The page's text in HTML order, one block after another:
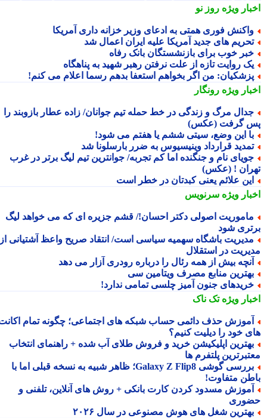
ویژهروز نو
فوری همتی به ادعای وزیر خزانه داری آمریکا
های جدید آمریکا علیه ایران اعمال شد
خوب برای بازنشستگان بانک رفاه
روایت تازه از علت نرفتن رهبر شهید به پناهگاه
من اگر بخواهم استعفا بدهم رسما اعلام می کنم!
ویژهرونگار
مرگ و زندگی در خط حمله تیم جوانان/ زاده عطار بازوبند را
گرفت (عکس)
این وضع، سیتی ششم یا هفتم می شود!
قرارداد وینیسیوس به ضرر بارسلونا شد
نام و جنگنده اما کم تجربه/ جوانترین تیم لیگ برتر در غرب
! (عکس)
علائم یعنی کبدتان در خطر است
ویژهسرنویس
اصولی دکتر احسان!/ قشم جزیره ای که می خواهد لیگ
شود
باشگاه سهمیه سیاسی است/ انتقاد صریح واعظ آشتیانی از
در استقلال
بیش از همه رئال را درباره رودری آزار می دهد
منابع مصرف ویتامین سی
جنون آمیز چلسی تمامی ندارد!
ویژهتک ناک
حذف دائمی حساب شبکه های اجتماعی؛ چگونه تمام اکانت
خود را دیلیت کنیم؟
اپلیکیشن خرید و فروش طلای آب شده + راهنمای انتخاب
پلتفرم ها
بررسی گوشی Galaxy Z Flip8؛ ظاهر شبیه به نسخه قبلی اما با
متفاوت!
مسدود کردن کارت بانکی + روش های آنلاین، تلفنی و
شغل های هوش مصنوعی در سال ۲۰۲۶